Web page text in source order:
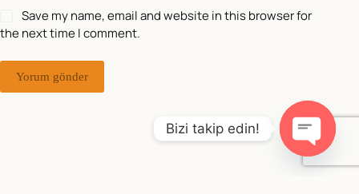
Save my name, email and website in this browser for
the next time I comment.
Yorum gönder
Bizi takip edin!
O